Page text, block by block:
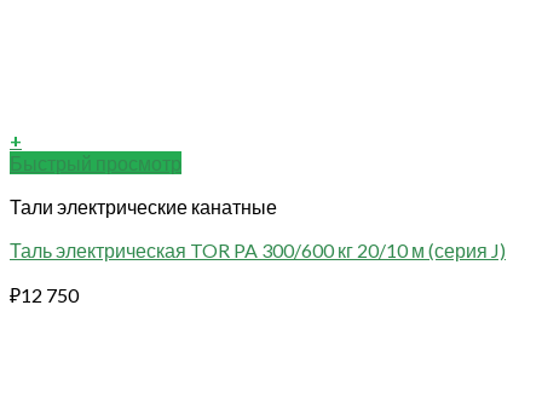
+
Быстрый просмотр
Тали электрические канатные
Таль электрическая TOR PA 300/600 кг 20/10 м (серия J)
₽12 750